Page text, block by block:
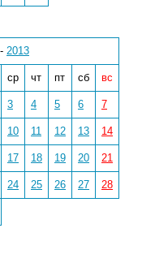
- 2013
ср чт пт сб вс
3 4 5 6 7
10 11 12 13 14
17 18 19 20 21
24 25 26 27 28